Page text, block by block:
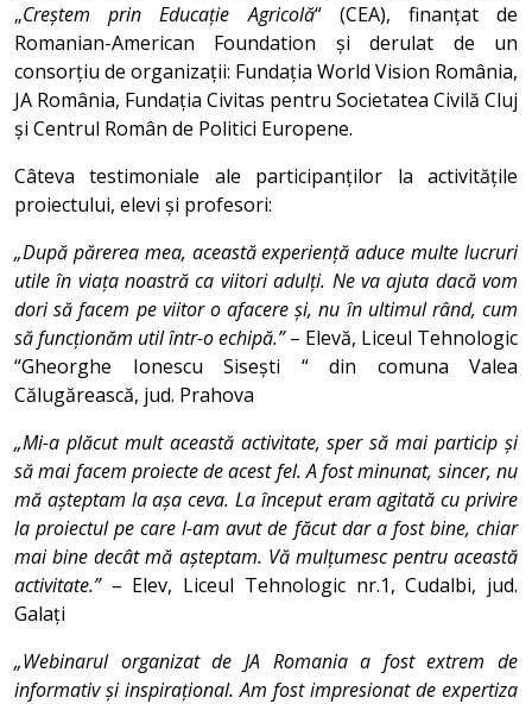
„Creștem prin Educație Agricolă“ (CEA), finanțat de
Romanian-American Foundation și derulat de un
consorțiu de organizații: Fundația World Vision România,
JA România, Fundația Civitas pentru Societatea Civilă Cluj
și Centrul Român de Politici Europene.
Câteva testimoniale ale participanților la activitățile
proiectului, elevi și profesori:
„După părerea mea, această experiență aduce multe lucruri
utile în viața noastră ca viitori adulți. Ne va ajuta dacă vom
dori să facem pe viitor o afacere și, nu în ultimul rând, cum
să funcționăm util într-o echipă.”– Elevă, Liceul Tehnologic
“Gheorghe Ionescu Sisești “ din comuna Valea
Călugărească, jud. Prahova
„Mi-a plăcut mult această activitate, sper să mai particip și
să mai facem proiecte de acest fel. A fost minunat, sincer, nu
mă așteptam la așa ceva. La început eram agitată cu privire
la proiectul pe care l-am avut de făcut dar a fost bine, chiar
mai bine decât mă așteptam. Vă mulțumesc pentru această
activitate.”– Elev, Liceul Tehnologic nr.1, Cudalbi, jud.
Galați
„Webinarul organizat de JA Romania a fost extrem de
informativ și inspirațional. Am fost impresionat de expertiza